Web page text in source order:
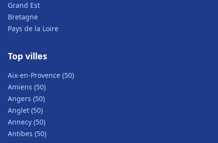
Grand Est
Bretagne
Pays de la Loire
Top villes
Aix-en-Provence (50)
Amiens (50)
Angers (50)
Anglet (50)
Annecy (50)
Antibes (50)